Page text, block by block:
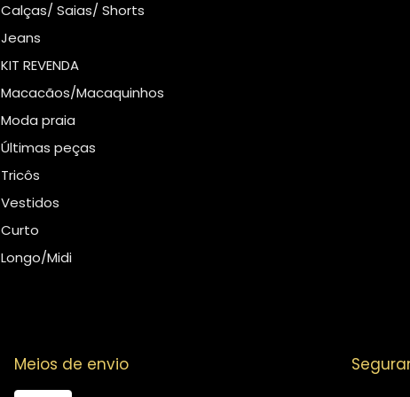
Calças/ Saias/ Shorts
Jeans
KIT REVENDA
Macacãos/Macaquinhos
Moda praia
Últimas peças
Tricôs
Vestidos
Curto
Longo/Midi
Meios de envio